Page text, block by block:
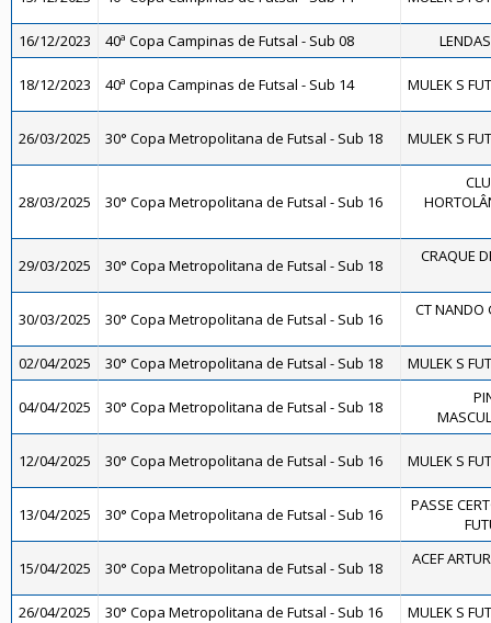
16/12/2023 40ª Copa Campinas de Futsal - Sub 08
18/12/2023 40ª Copa Campinas de Futsal - Sub 14 MULEK S
26/03/2025 30° Copa Metropolitana de Futsal - Sub 18 MULEK S
28/03/2025 30° Copa Metropolitana de Futsal - Sub 16
29/03/2025 30° Copa Metropolitana de Futsal - Sub 18 CRAQUE
30/03/2025 30° Copa Metropolitana de Futsal - Sub 16 CT NANDO
02/04/2025 30° Copa Metropolitana de Futsal - Sub 18 MULEK S
04/04/2025 30° Copa Metropolitana de Futsal - Sub 18
12/04/2025 30° Copa Metropolitana de Futsal - Sub 16 MULEK S
13/04/2025 30° Copa Metropolitana de Futsal - Sub 16
PASSE
15/04/2025 30° Copa Metropolitana de Futsal - Sub 18 ACEF
26/04/2025 30° Copa Metropolitana de Futsal - Sub 16
MULEK S